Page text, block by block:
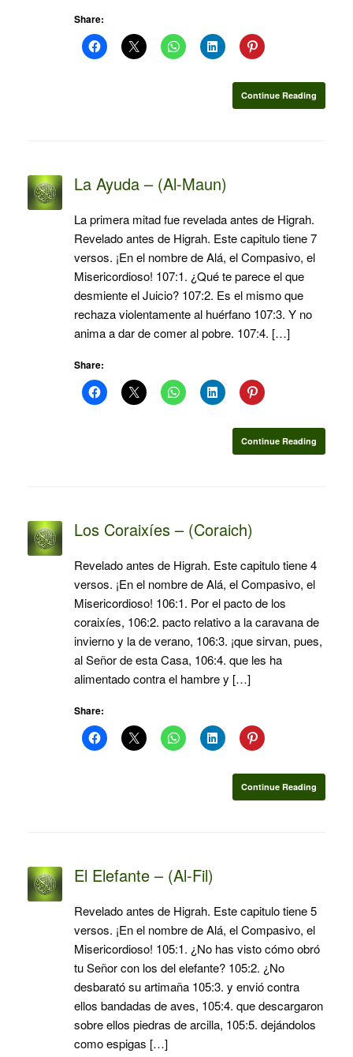
Share:
Continue Reading
La Ayuda – (Al-Maun)
La primera mitad fue revelada antes de Higrah.
Revelado antes de Higrah. Este capitulo tiene 7
versos. ¡En el nombre de Alá, el Compasivo, el
Misericordioso! 107:1. ¿Qué te parece el que
desmiente el Juicio? 107:2. Es el mismo que
rechaza violentamente al huérfano 107:3. Y no
anima a dar de comer al pobre. 107:4. […]
Share:
Continue Reading
Los Coraixíes – (Coraich)
Revelado antes de Higrah. Este capitulo tiene 4
versos. ¡En el nombre de Alá, el Compasivo, el
Misericordioso! 106:1. Por el pacto de los
coraixíes, 106:2. pacto relativo a la caravana de
invierno y la de verano, 106:3. ¡que sirvan, pues,
al Señor de esta Casa, 106:4. que les ha
alimentado contra el hambre y […]
Share:
Continue Reading
El Elefante – (Al-Fil)
Revelado antes de Higrah. Este capitulo tiene 5
versos. ¡En el nombre de Alá, el Compasivo, el
Misericordioso! 105:1. ¿No has visto cómo obró
tu Señor con los del elefante? 105:2. ¿No
desbarató su artimaña 105:3. y envió contra
ellos bandadas de aves, 105:4. que descargaron
sobre ellos piedras de arcilla, 105:5. dejándolos
como espigas […]